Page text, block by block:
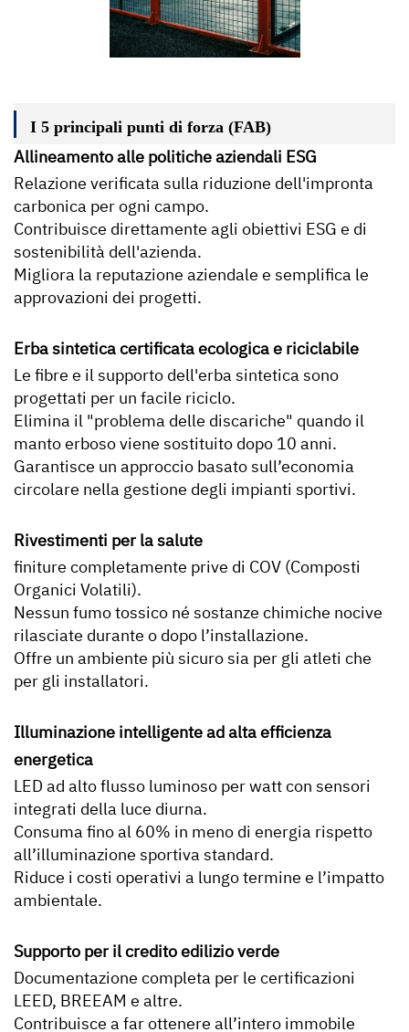
I 5 principali punti di forza (FAB)
Allineamento alle politiche aziendali ESG
Relazione verificata sulla riduzione dell'impronta
carbonica per ogni campo.
Contribuisce direttamente agli obiettivi ESG e di
sostenibilità dell'azienda.
Migliora la reputazione aziendale e semplifica le
approvazioni dei progetti.
Erba sintetica certificata ecologica e riciclabile
Le fibre e il supporto dell'erba sintetica sono
progettati per un facile riciclo.
Elimina il "problema delle discariche" quando il
manto erboso viene sostituito dopo 10 anni.
Garantisce un approccio basato sull’economia
circolare nella gestione degli impianti sportivi.
Rivestimenti per la salute
finiture completamente prive di COV (Composti
Organici Volatili).
Nessun fumo tossico né sostanze chimiche nocive
rilasciate durante o dopo l’installazione.
Offre un ambiente più sicuro sia per gli atleti che
per gli installatori.
Illuminazione intelligente ad alta efficienza
energetica
LED ad alto flusso luminoso per watt con sensori
integrati della luce diurna.
Consuma fino al 60% in meno di energia rispetto
all’illuminazione sportiva standard.
Riduce i costi operativi a lungo termine e l’impatto
ambientale.
Supporto per il credito edilizio verde
Documentazione completa per le certificazioni
LEED, BREEAM e altre.
Contribuisce a far ottenere all’intero immobile